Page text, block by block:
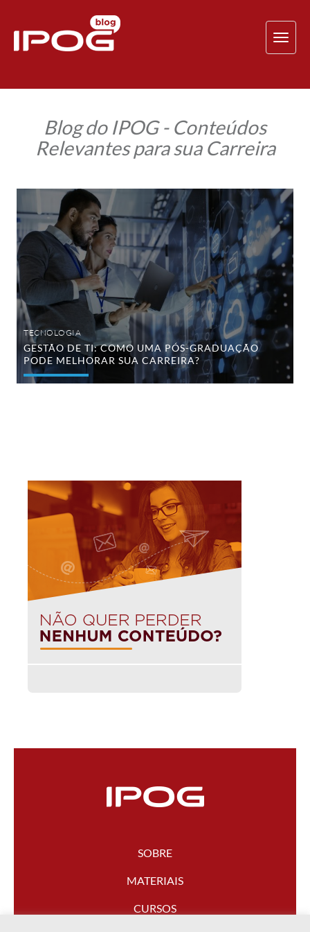
Blog do IPOG - Conteúdos
Relevantes para sua Carreira
Gestão
TI:
como
uma
pós-
graduação
pode
melhorar
sua
carreira?
TECNOLOGIA
GESTÃO DE TI: COMO UMA PÓS-GRADUAÇÃO
PODE MELHORAR SUA CARREIRA?
SOBRE
MATERIAIS
CURSOS